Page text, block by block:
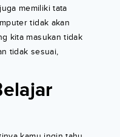
memiliki tata
tidak akan
kita masukan tidak
tidak sesuai,